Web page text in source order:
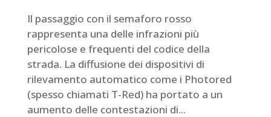
Il passaggio con il semaforo rosso
rappresenta una delle infrazioni più
pericolose e frequenti del codice della
strada. La diffusione dei dispositivi di
rilevamento automatico come i Photored
(spesso chiamati T-Red) ha portato a un
aumento delle contestazioni di...